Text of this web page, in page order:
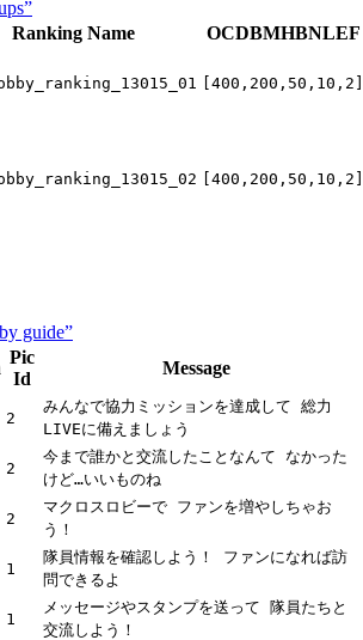
Ranking Name OCDBMHBNLEF
[400,200,50,10,2]
[400,200,50,10,2]
guide”
Pic
Id
Message
2
みんなで協力ミッションを達成して 総力
LIVEに備えましょう
2
今まで誰かと交流したことなんて なかった
けど…いいものね
2
マクロスロビーで ファンを増やしちゃお
う！
1
隊員情報を確認しよう！ ファンになれば訪
問できるよ
1
メッセージやスタンプを送って 隊員たちと
交流しよう！